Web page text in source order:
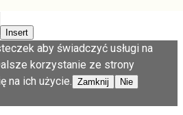
Insert
aby świadczyć usługi na
korzystanie ze strony
na ich użycie.
Zamknij
Nie